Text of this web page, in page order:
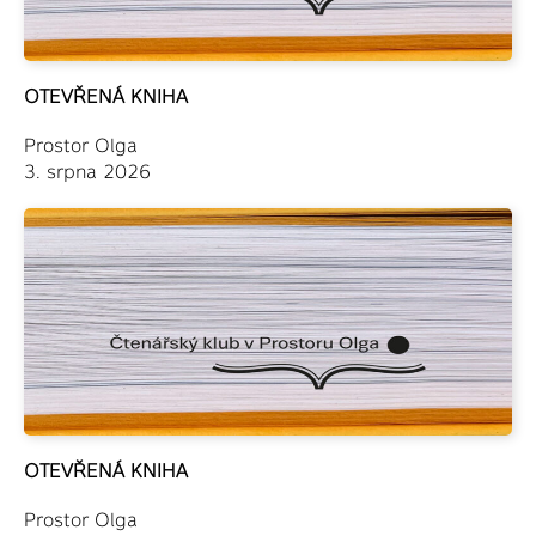
OTEVŘENÁ KNIHA
Prostor Olga
3. srpna 2026
OTEVŘENÁ KNIHA
Prostor Olga